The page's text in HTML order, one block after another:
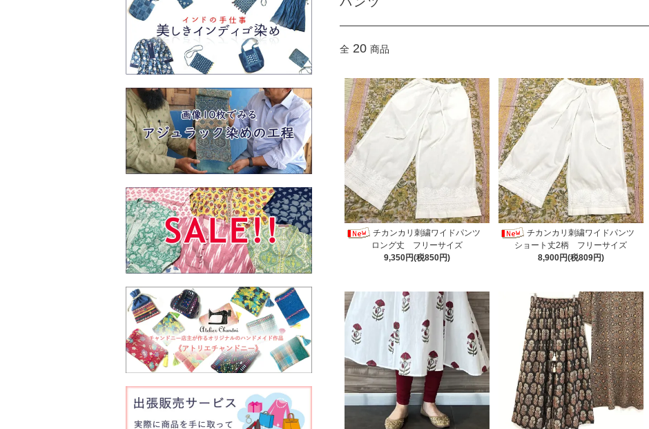
全 20 商品
チカンカリ刺繍ワイドパンツ
ロング丈 フリーサイズ
9,350円(税850円)
チカンカリ刺繍ワイドパンツ
ショート丈2柄 フリーサイズ
8,900円(税809円)